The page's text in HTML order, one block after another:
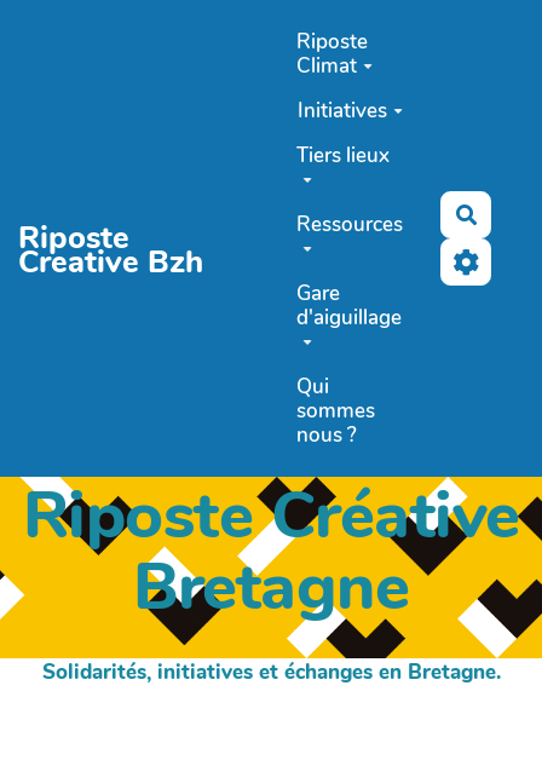
Riposte
Creative Bzh
Riposte
Climat
Initiatives
Tiers lieux
Ressources
Gare
d'aiguillage
Qui
sommes
nous ?
Riposte Créative
Bretagne
Solidarités, initiatives et échanges en Bretagne.